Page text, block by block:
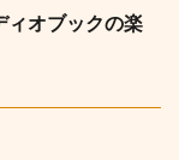
ィオブックの楽